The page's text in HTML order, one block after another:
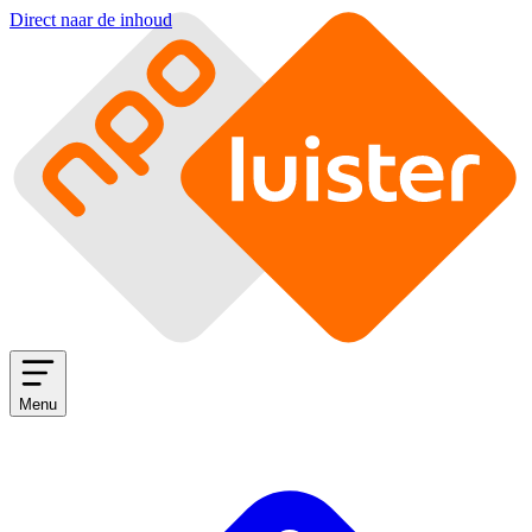
Direct naar de inhoud
Menu